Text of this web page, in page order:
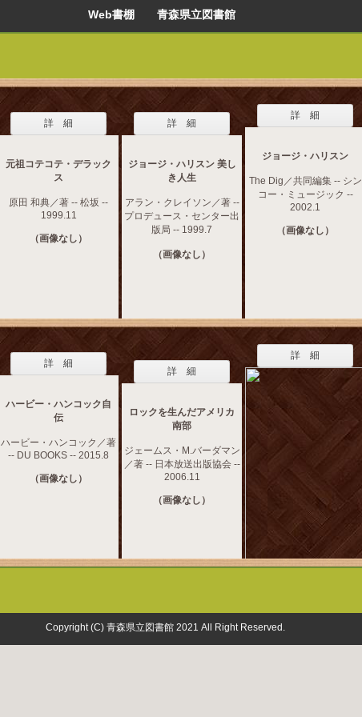
Web書棚 青森県立図書館
詳 細
元祖コテコテ・デラック
ス
原田 和典／著 -- 松坂 --
1999.11
（画像なし）
詳 細
ジョージ・ハリスン 美し
き人生
アラン・クレイソン／著 --
プロデュース・センター出
版局 -- 1999.7
（画像なし）
詳 細
ジョージ・ハリスン
The Dig／共同編集 -- シン
コー・ミュージック --
2002.1
（画像なし）
詳 細
ハービー・ハンコック自
伝
ハービー・ハンコック／著
-- DU BOOKS -- 2015.8
（画像なし）
詳 細
ロックを生んだアメリカ
南部
ジェームス・M.バーダマン
／著 -- 日本放送出版協会 --
2006.11
（画像なし）
詳 細
Copyright (C) 青森県立図書館 2021 All Right Reserved.